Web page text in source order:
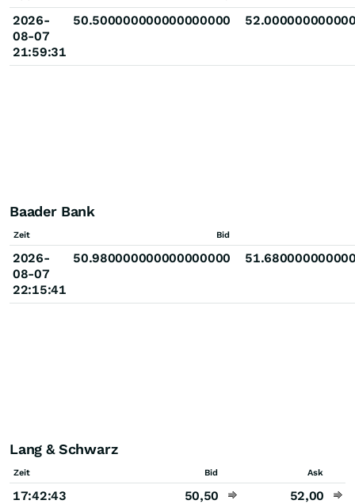
2026-
08-07
21:59:31
50.500000000000000000
Baader Bank
Zeit Bid
2026-
08-07
22:15:41
50.980000000000000000
Lang & Schwarz
Zeit Bid Ask
17:42:43 50,50 52,00